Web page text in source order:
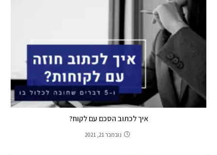
איך לכתוב הסכם עם לקוח?
נובמבר 21, 2021